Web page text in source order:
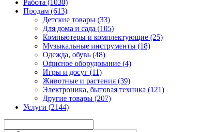
Работа (1030)
Продам (613)
Детские товары (33)
Для дома и сада (105)
Компьютеры и комплектующие (25)
Музыкальные инструменты (18)
Одежда, обувь (48)
Офисное оборудование (4)
Игры и досуг (11)
Животные и растения (39)
Электроника, бытовая техника (121)
Другие товары (207)
Услуги (2144)